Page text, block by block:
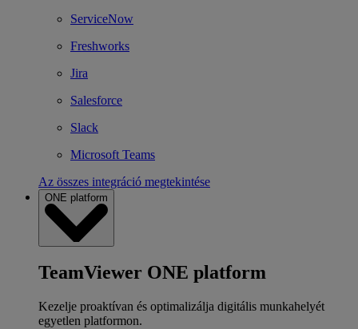
ServiceNow
Freshworks
Jira
Salesforce
Slack
Microsoft Teams
Az összes integráció megtekintése
ONE platform
TeamViewer ONE platform
Kezelje proaktívan és optimalizálja digitális munkahelyét
egyetlen platformon.